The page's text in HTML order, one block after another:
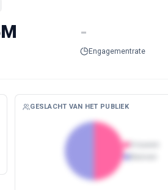
-
Engagementrate
GESLACHT VAN HET PUBLIEK